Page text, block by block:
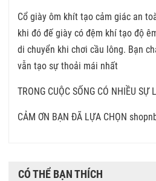
Cổ giày ôm khít tạo cảm giác an
khi đó đế giày có đệm khí tạo độ
di chuyển khi chơi cầu lông. Bạn
vẫn tạo sự thoải mái nhất
TRONG CUỘC SỐNG CÓ NHIỀU SỰ
CẢM ƠN BẠN ĐÃ LỰA CHỌN
CÓ THỂ BẠN THÍCH